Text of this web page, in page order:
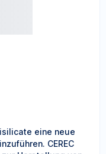
eine neue
CEREC